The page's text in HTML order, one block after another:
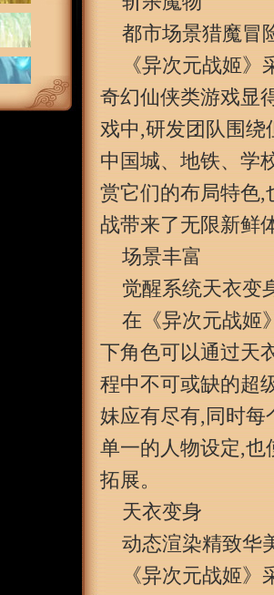
都市场景猎魔冒
《异次元战姬
奇幻仙侠类游戏显
戏中,研发团队围绕
中国城、地铁、学
赏它们的布局特色,
战带来了无限新鲜
场景丰富
觉醒系统天衣变
在《异次元战姬
下角色可以通过天
程中不可或缺的超
妹应有尽有,同时每
单一的人物设定,也
拓展。
天衣变身
动态渲染精致华
《异次元战姬